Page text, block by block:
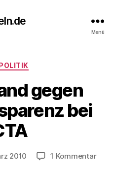
Menü
Kategorien
gegen
bei
2010 1 Kommentarzu